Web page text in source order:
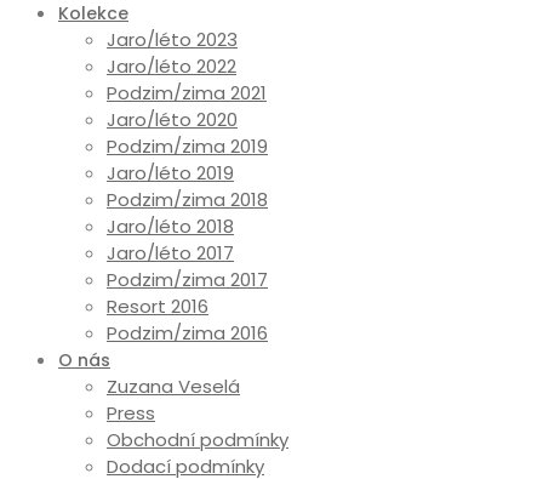
Kolekce
Jaro/léto 2023
Jaro/léto 2022
Podzim/zima 2021
Jaro/léto 2020
Podzim/zima 2019
Jaro/léto 2019
Podzim/zima 2018
Jaro/léto 2018
Jaro/léto 2017
Podzim/zima 2017
Resort 2016
Podzim/zima 2016
O nás
Zuzana Veselá
Press
Obchodní podmínky
Dodací podmínky